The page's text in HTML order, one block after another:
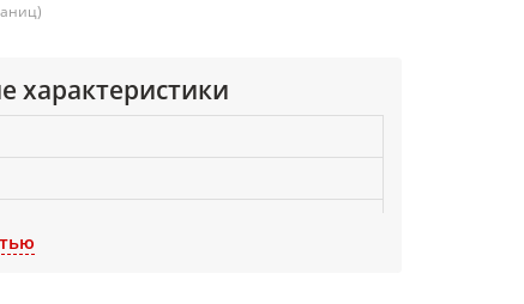
характеристики
направлении 0,6 (6) МПа (кгс/см 2 )